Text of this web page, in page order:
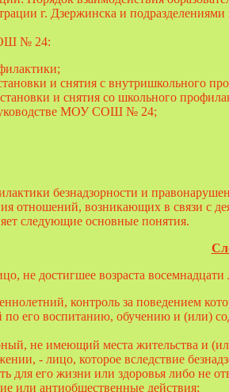
г. Дзержинска и
№ 24:
и снятия с внутришкольного
и снятия со школьного
МОУ СОШ № 24;
безнадзорности и
отношений, возникающих в связи с
следующие основные понятия.
не достигшее возраста восемнадцати
контроль за поведением
по его воспитанию, обучению и (или)
не имеющий места жительства и
- лицо, которое вследствие
для его жизни или здоровья либо не
или антиобщественные действия;